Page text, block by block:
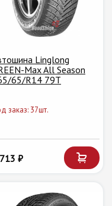
Linglong
Max All Season
65/R14 79T
заказ: 37шт.
₽